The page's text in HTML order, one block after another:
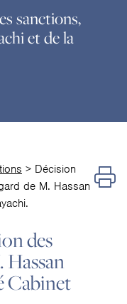
sanctions,
et de la
> Décision
de M. Hassan
des
Hassan
Cabinet